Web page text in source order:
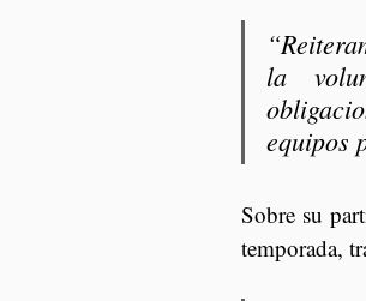
la
equipos
Sobre su
temporada,